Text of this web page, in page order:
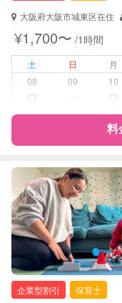
病児対応
障がい児対応
レッスン
定期予約
お子様の撮影
（定期特典）
大阪府大阪市城東区在住
¥1,700〜 /1時間
土 日 月
08
09 10
料
特徴 料金 レ
サポートの特徴
資格
企業型割引
保育士